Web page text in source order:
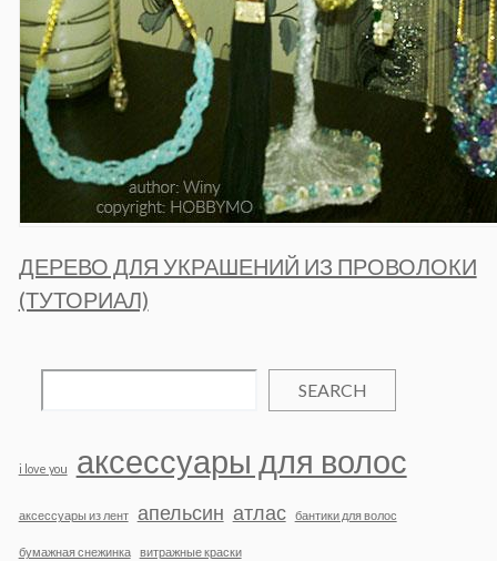
ДЕРЕВО ДЛЯ УКРАШЕНИЙ ИЗ ПРОВОЛОКИ
(ТУТОРИАЛ)
SEARCH
i love you аксессуары для волос
аксессуары из лент апельсин атлас бантики для волос
бумажная снежинка витражные краски